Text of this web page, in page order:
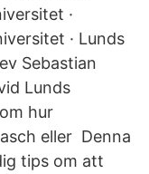
·
· Lunds
Sebastian
Lunds
hur
eller Denna
tips om att